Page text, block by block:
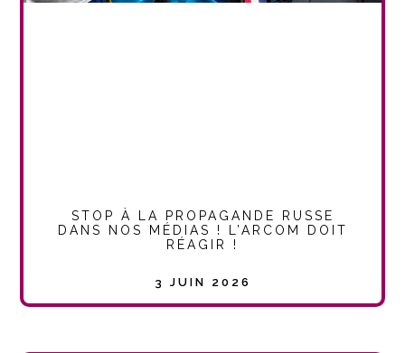
STOP À LA PROPAGANDE RUSSE
DANS NOS MÉDIAS ! L’ARCOM DOIT
RÉAGIR !
3 JUIN 2026